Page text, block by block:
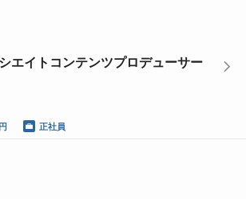
エイトコンテンツプロデューサー
正社員